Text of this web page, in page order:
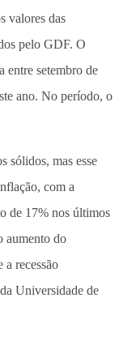
valores das
pelo GDF. O
entre setembro de
ano. No período, o
sólidos, mas esse
com a
de 17% nos últimos
aumento do
a recessão
Universidade de